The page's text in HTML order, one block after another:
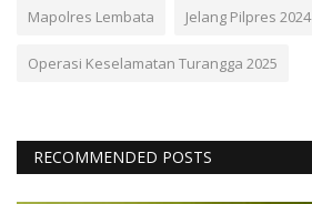
Mapolres Lembata Jelang Pilpres 2024
Operasi Keselamatan Turangga 2025
RECOMMENDED POSTS